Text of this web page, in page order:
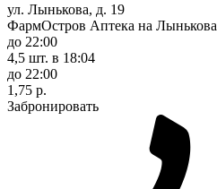
ул. Лынькова, д. 19
ФармОстров Аптека на Лынькова
до 22:00
4,5 шт. в 18:04
до 22:00
1,75 р.
Забронировать